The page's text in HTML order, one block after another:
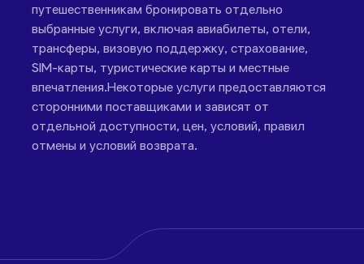
путешественникам бронировать отдельно
выбранные услуги, включая авиабилеты, отели,
трансферы, визовую поддержку, страхование,
SIM-карты, туристические карты и местные
впечатления.Некоторые услуги предоставляются
сторонними поставщиками и зависят от
отдельной доступности, цен, условий, правил
отмены и условий возврата.